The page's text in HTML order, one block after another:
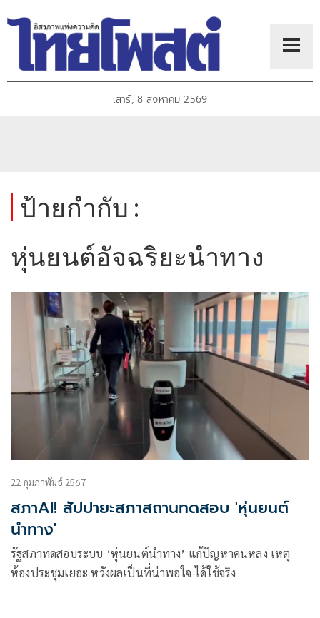
เสาร์, 8 สิงหาคม 2569
ป้ายกำกับ :
หุ่นยนต์อัจฉริยะนำทาง
22 กุมภาพันธ์ 2567
สภาAI! สัปปายะสภาสถานทดสอบ 'หุ่นยนต์
นำทาง'
รัฐสภาทดสอบระบบ ‘หุ่นยนต์นำทาง’ แก้ปัญหาคนหลง เหตุ
ห้องประชุมเยอะ หวังผลเป็นที่น่าพอใจ-ได้ใช้จริง